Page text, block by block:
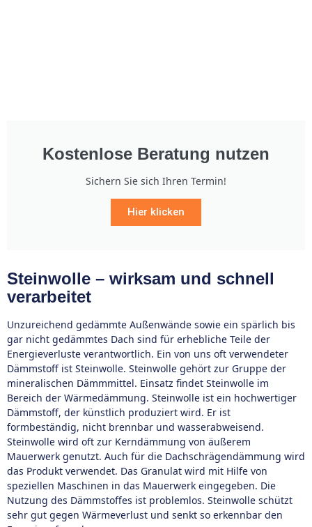
Kostenlose Beratung nutzen
Sichern Sie sich Ihren Termin!
Hier klicken
Steinwolle – wirksam und schnell
verarbeitet
Unzureichend gedämmte Außenwände sowie ein spärlich bis
gar nicht gedämmtes Dach sind für erhebliche Teile der
Energieverluste verantwortlich. Ein von uns oft verwendeter
Dämmstoff ist Steinwolle. Steinwolle gehört zur Gruppe der
mineralischen Dämmmittel. Einsatz findet Steinwolle im
Bereich der Wärmedämmung. Steinwolle ist ein hochwertiger
Dämmstoff, der künstlich produziert wird. Er ist
formbeständig, nicht brennbar und wasserabweisend.
Steinwolle wird oft zur Kerndämmung von äußerem
Mauerwerk genutzt. Auch für die Dachschrägendämmung wird
das Produkt verwendet. Das Granulat wird mit Hilfe von
speziellen Maschinen in das Mauerwerk eingegeben. Die
Nutzung des Dämmstoffes ist problemlos. Steinwolle schützt
sehr gut gegen Wärmeverlust und senkt so erkennbar den